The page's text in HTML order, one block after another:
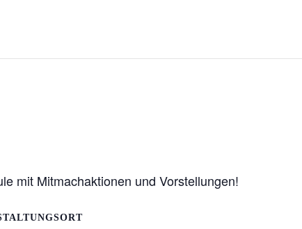
mit Mitmachaktionen und Vorstellungen!